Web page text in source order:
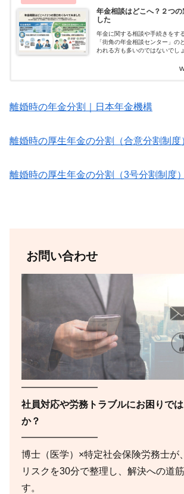
年金相談はどこへ？２つ
した
年金に関する相談や手続きをす
「街角の年金相談センター」の
われる方も多いのではないでし
生労働大臣の委任・委託を受け
離婚時の年金分割｜日本年金機構
離婚時の厚生年金の分割（合意分割制
離婚時の厚生年金の分割（3号分割制度
お問い合わせ
━━━━━━━━
社員対応や労務トラブルにお困りで
か？
━━━━━━━━
博士（医学）×特定社会保険労務士が
リスクを30分で整理し、解決への道
す。